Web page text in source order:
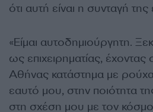
ότι αυτή είναι η συνταγή της
«Είμαι αυτοδημιούργητη.
ως επιχειρηματίας, έχοντας
Αθήνας κατάστημα µε
εαυτό µου, στην ποιότητα
στη σχέση µου µε τον